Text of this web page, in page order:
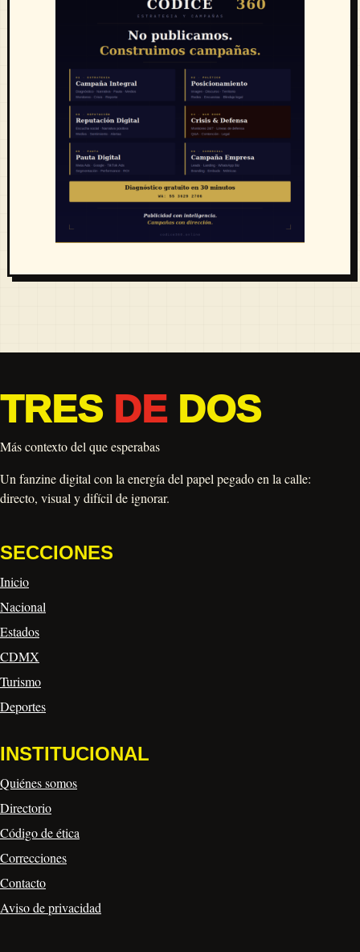
TRES DEDOS
Más contexto del que esperabas
Un fanzine digital con la energía del papel pegado en la calle:
directo, visual y difícil de ignorar.
SECCIONES
Inicio
Nacional
Estados
CDMX
Turismo
Deportes
INSTITUCIONAL
Quiénes somos
Directorio
Código de ética
Correcciones
Contacto
Aviso de privacidad